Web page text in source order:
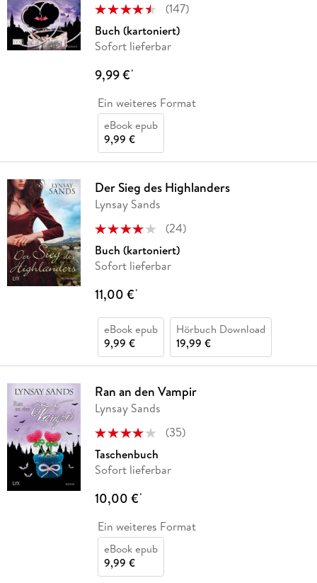
(147)
Buch (kartoniert)
Sofort lieferbar
9,99 €*
Ein weiteres Format
eBook epub
9,99 €
Der Sieg des Highlanders
Lynsay Sands
(24)
Buch (kartoniert)
Sofort lieferbar
11,00 €*
eBook epub
9,99 €
Hörbuch Download
19,99 €
Ran an den Vampir
Lynsay Sands
(35)
Taschenbuch
Sofort lieferbar
10,00 €*
Ein weiteres Format
eBook epub
9,99 €